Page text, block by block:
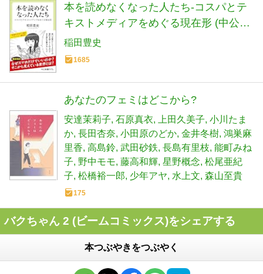
本を読めなくなった人たち-コスパとテ
キストメディアをめぐる現在形 (中公新
書ラクレ 861)
稲田豊史
1685
あなたのフェミはどこから?
安達茉莉子 石原真衣 上田久美子 小川たま
か 長田杏奈 小田原のどか 金井冬樹 鴻巣麻
里香 高島鈴 武田砂鉄 長島有里枝 能町みね
子 野中モモ 藤高和輝 星野概念 松尾亜紀
子 松橋裕一郎 少年アヤ 水上文 森山至貴
175
バクちゃん 2 (ビームコミックス)をシェアする
本つぶやきをつぶやく